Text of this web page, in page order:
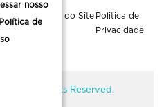
Mapa do Site Politica de
Privacidade
All Rights Reserved.
nosso
de